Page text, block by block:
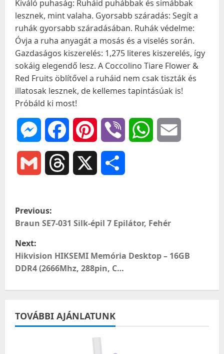
Kiváló puhaság: Ruháid puhábbak és simábbak
lesznek, mint valaha. Gyorsabb száradás: Segít a
ruhák gyorsabb száradásában. Ruhák védelme:
Óvja a ruha anyagát a mosás és a viselés során.
Gazdaságos kiszerelés: 1,275 literes kiszerelés, így
sokáig elegendő lesz. A Coccolino Tiare Flower &
Red Fruits öblítővel a ruháid nem csak tiszták és
illatosak lesznek, de kellemes tapintásúak is!
Próbáld ki most!
MessengerFacebookPinterest Viber WhatsApp
Gmail Threads
P
o
s
t
n
a
v
Previous:
Braun SE7-031 Silk-épil 7 Epilátor, Fehér
Next:
Hikvision HIKSEMI Memória Desktop – 16GB
DDR4 (2666Mhz, 288pin, C…
TOVÁBBI AJÁNLATUNK